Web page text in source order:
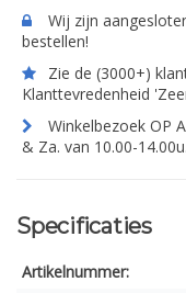
Wij zijn
bestellen!
Zie de (3000+)
Klanttevredenheid
Winkelbezoek OP
& Za. van 10.00-
Specificaties
Artikelnummer: